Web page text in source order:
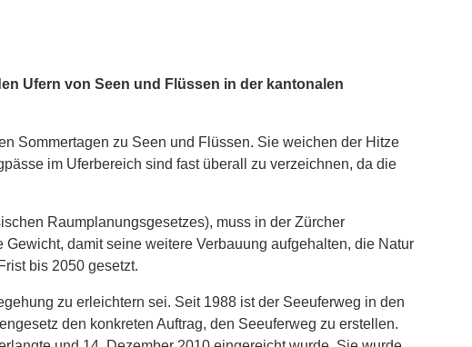
Ufern von Seen und Flüssen in der kantonalen
Sommertagen zu Seen und Flüssen. Sie weichen der Hitze
im Uferbereich sind fast überall zu verzeichnen, da die
Raumplanungsgesetzes), muss in der Zürcher
damit seine weitere Verbauung aufgehalten, die Natur
bis 2050 gesetzt.
zu erleichtern sei. Seit 1988 ist der Seeuferweg in den
den konkreten Auftrag, den Seeuferweg zu erstellen.